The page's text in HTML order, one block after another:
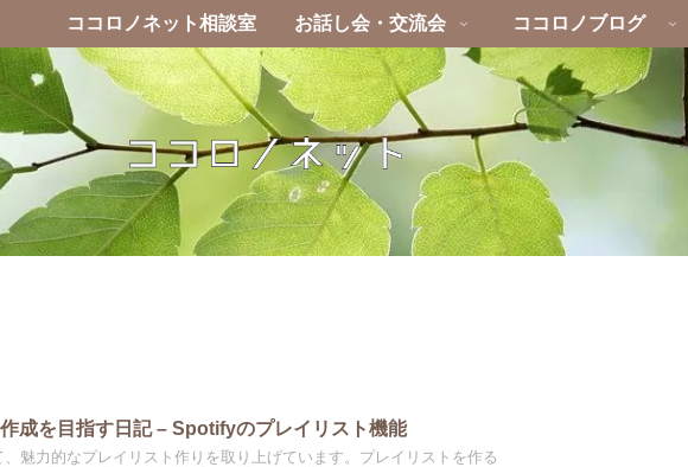
ココロノネット相談室 お話し会・交流会 ココロノブログ
成を目指す日記 – Spotifyのプレイリスト機能
魅力的なプレイリスト作りを取り上げています。プレイリストを作る